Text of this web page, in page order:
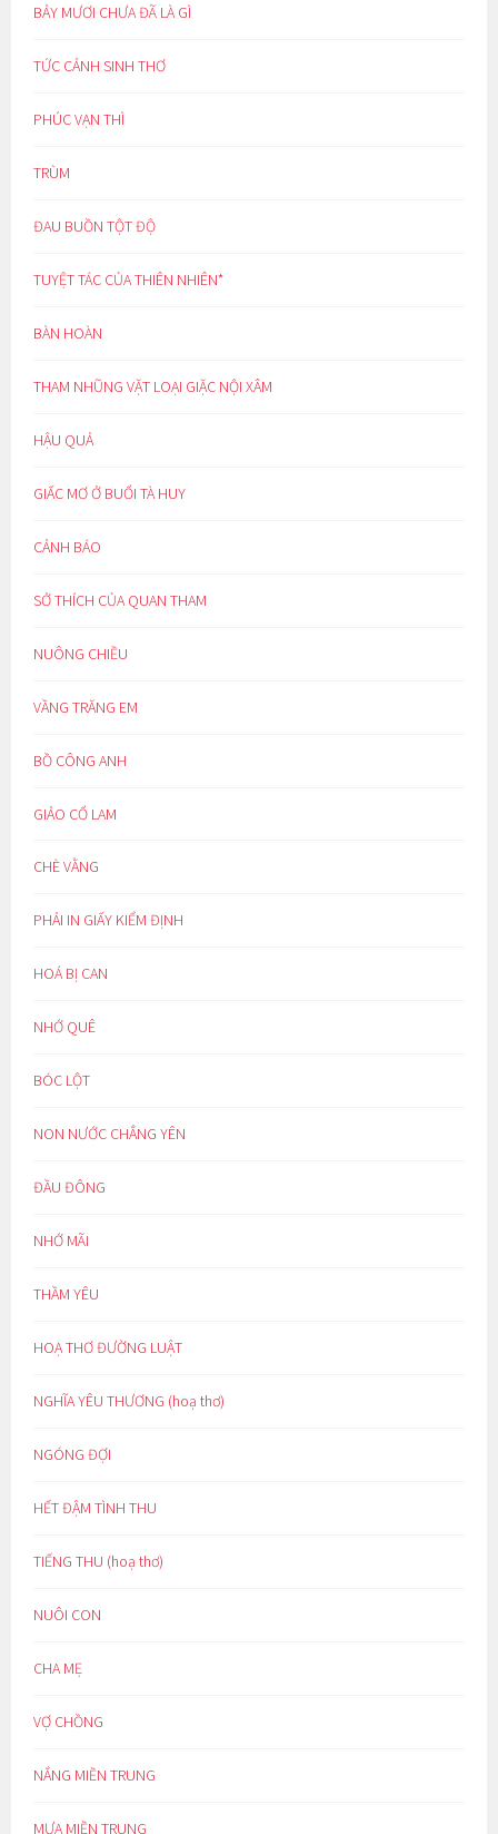
BẢY MƯƠI CHƯA ĐÃ LÀ GÌ
TỨC CẢNH SINH THƠ
PHÚC VẠN THÌ
TRÙM
ĐAU BUỒN TỘT ĐỘ
TUYỆT TÁC CỦA THIÊN NHIÊN*
BÀN HOÀN
THAM NHŨNG VẶT LOẠI GIẶC NỘI XÂM
HẬU QUẢ
GIẤC MƠ Ở BUỔI TÀ HUY
CẢNH BÁO
SỞ THÍCH CỦA QUAN THAM
NUÔNG CHIỀU
VẦNG TRĂNG EM
BỒ CÔNG ANH
GIẢO CỔ LAM
CHÈ VẰNG
PHẢI IN GIẤY KIỂM ĐỊNH
HOÁ BỊ CAN
NHỚ QUÊ
BÓC LỘT
NON NƯỚC CHẲNG YÊN
ĐẦU ĐÔNG
NHỚ MÃI
THẦM YÊU
HOẠ THƠ ĐƯỜNG LUẬT
NGHĨA YÊU THƯƠNG (hoạ thơ)
NGÓNG ĐỢI
HẾT ĐẬM TÌNH THU
TIẾNG THU (hoạ thơ)
NUÔI CON
CHA MẸ
VỢ CHỒNG
NẮNG MIỀN TRUNG
MƯA MIỀN TRUNG